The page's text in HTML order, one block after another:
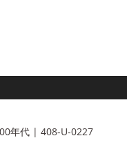
年代 | 408-U-0227